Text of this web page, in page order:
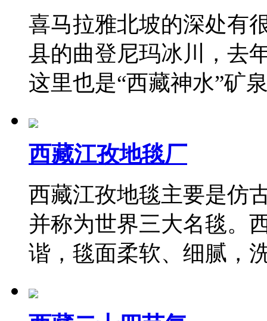
喜马拉雅北坡的深处有
县的曲登尼玛冰川，去
这里也是“西藏神水”
西藏江孜地毯厂
西藏江孜地毯主要是仿
并称为世界三大名毯。
谐，毯面柔软、细腻